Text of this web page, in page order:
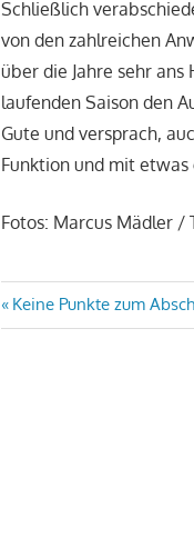
Schließlich
von den zahlreichen
über die Jahre sehr
laufenden Saison den
Gute und versprach,
Funktion und mit
Fotos: Marcus Mädler /
Vorheriger
Beitrag:
Keine Punkte zum